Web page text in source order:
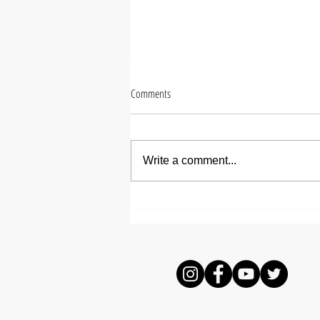
Comments
Write a comment...